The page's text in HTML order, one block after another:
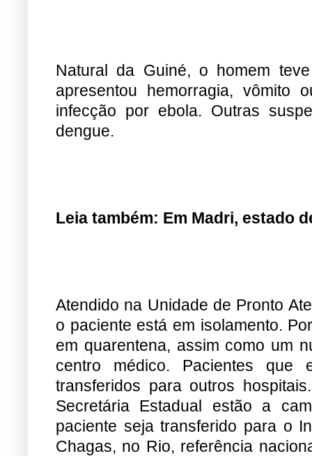
Natural da Guiné, o homem
apresentou hemorragia, vômito
infecção por ebola. Outras
dengue.
Leia também: Em Madri, estado
Atendido na Unidade de Pronto
o paciente está em isolamento.
em quarentena, assim como um
centro médico. Pacientes que
transferidos para outros
Secretária Estadual estão a
paciente seja transferido para o
Chagas, no Rio, referência